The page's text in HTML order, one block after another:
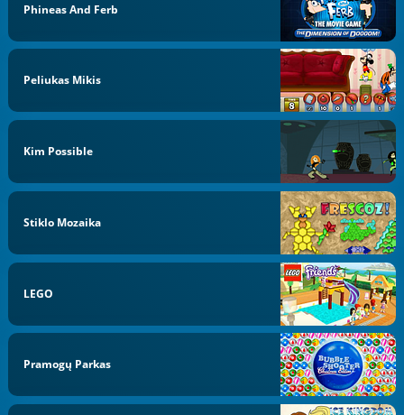
Phineas And Ferb
Peliukas Mikis
Kim Possible
Stiklo Mozaika
LEGO
Pramogų Parkas